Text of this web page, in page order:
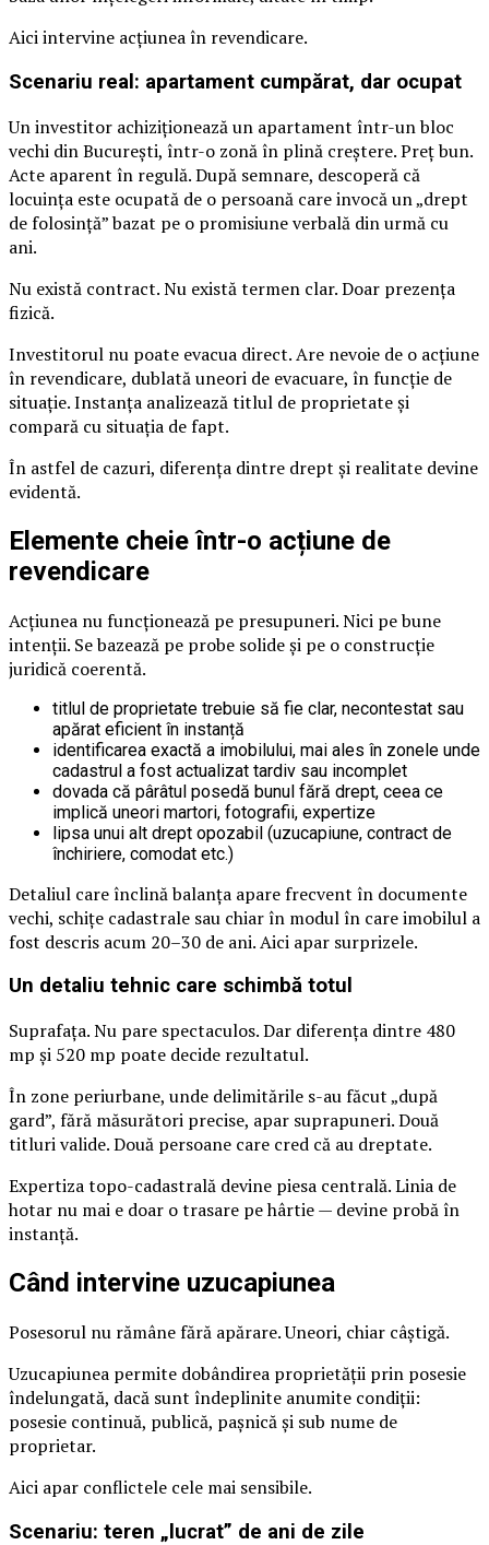
Aici intervine acțiunea în revendicare.
Scenariu real: apartament cumpărat, dar ocupat
Un investitor achiziționează un apartament într-un bloc
vechi din București, într-o zonă în plină creștere. Preț bun.
Acte aparent în regulă. După semnare, descoperă că
locuința este ocupată de o persoană care invocă un „drept
de folosință” bazat pe o promisiune verbală din urmă cu
ani.
Nu există contract. Nu există termen clar. Doar prezența
fizică.
Investitorul nu poate evacua direct. Are nevoie de o acțiune
în revendicare, dublată uneori de evacuare, în funcție de
situație. Instanța analizează titlul de proprietate și
compară cu situația de fapt.
În astfel de cazuri, diferența dintre drept și realitate devine
evidentă.
Elemente cheie într-o acțiune de
revendicare
Acțiunea nu funcționează pe presupuneri. Nici pe bune
intenții. Se bazează pe probe solide și pe o construcție
juridică coerentă.
titlul de proprietate trebuie să fie clar, necontestat sau
apărat eficient în instanță
identificarea exactă a imobilului, mai ales în zonele unde
cadastrul a fost actualizat tardiv sau incomplet
dovada că pârâtul posedă bunul fără drept, ceea ce
implică uneori martori, fotografii, expertize
lipsa unui alt drept opozabil (uzucapiune, contract de
închiriere, comodat etc.)
Detaliul care înclină balanța apare frecvent în documente
vechi, schițe cadastrale sau chiar în modul în care imobilul a
fost descris acum 20–30 de ani. Aici apar surprizele.
Un detaliu tehnic care schimbă totul
Suprafața. Nu pare spectaculos. Dar diferența dintre 480
mp și 520 mp poate decide rezultatul.
În zone periurbane, unde delimitările s-au făcut „după
gard”, fără măsurători precise, apar suprapuneri. Două
titluri valide. Două persoane care cred că au dreptate.
Expertiza topo-cadastrală devine piesa centrală. Linia de
hotar nu mai e doar o trasare pe hârtie — devine probă în
instanță.
Când intervine uzucapiunea
Posesorul nu rămâne fără apărare. Uneori, chiar câștigă.
Uzucapiunea permite dobândirea proprietății prin posesie
îndelungată, dacă sunt îndeplinite anumite condiții:
posesie continuă, publică, pașnică și sub nume de
proprietar.
Aici apar conflictele cele mai sensibile.
Scenariu: teren „lucrat” de ani de zile